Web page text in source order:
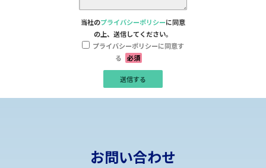
当社のプライバシーポリシーに同意
の上、送信してください。
プライバシーポリシーに同意す
る
必須
お問い合わせ